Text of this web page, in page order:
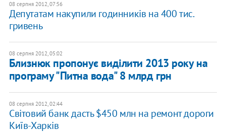
08 серпня 2012, 07:56
Депутатам накупили годинників на 400 тис.
гривень
08 серпня 2012, 05:02
Близнюк пропонує виділити 2013 року на
програму "Питна вода" 8 млрд грн
08 серпня 2012, 02:44
Світовий банк дасть $450 млн на ремонт дороги
Київ-Харків